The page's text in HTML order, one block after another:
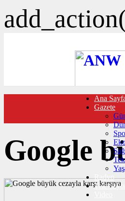
FOTO
VIDEO
TRAFİK
CANLI
HABER
Ana
Gazete
Radyo
Televizyon
Google